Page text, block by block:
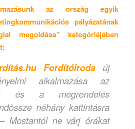
az ország egyik
pályázatának
megoldása” kategóriájában
Fordítóirodaúj
alkalmazása az
és a megrendelés
néhány kattintásra
Mostantól ne várj órákat